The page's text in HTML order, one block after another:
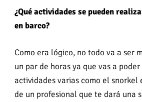
¿Qué actividades se pueden
en barco?
Como era lógico, no todo va a ser
un par de horas ya que vas a
actividades varias como el snorkel
de un profesional que te dará una